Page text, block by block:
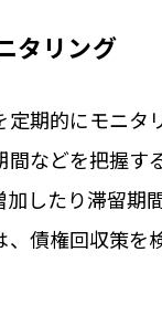
タリング
定期的にモニタ
間などを把握す
加したり滞留期
、債権回収策を